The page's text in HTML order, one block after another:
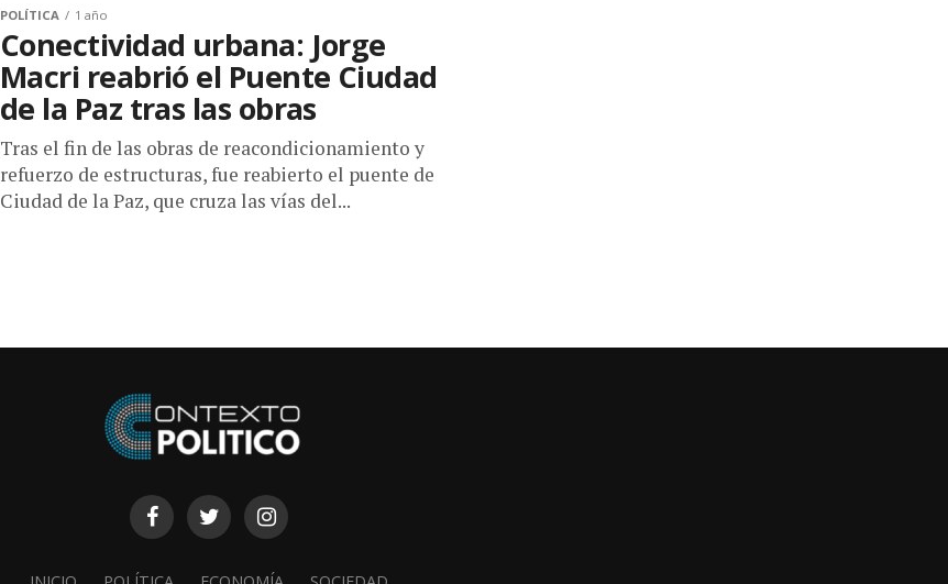
POLÍTICA 1 año
Conectividad urbana: Jorge
Macri reabrió el Puente Ciudad
de la Paz tras las obras
Tras el fin de las obras de reacondicionamiento y
refuerzo de estructuras, fue reabierto el puente de
Ciudad de la Paz, que cruza las vías del...